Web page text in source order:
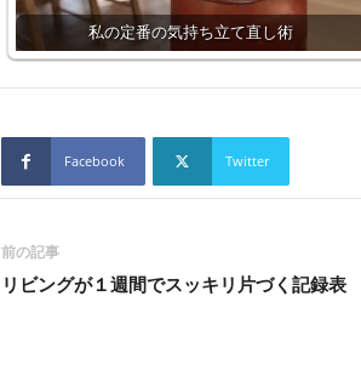
私の定番の気持ち立て直し術
Facebook Twitter
前の記事
リビングが１週間でスッキリ片づく記録表